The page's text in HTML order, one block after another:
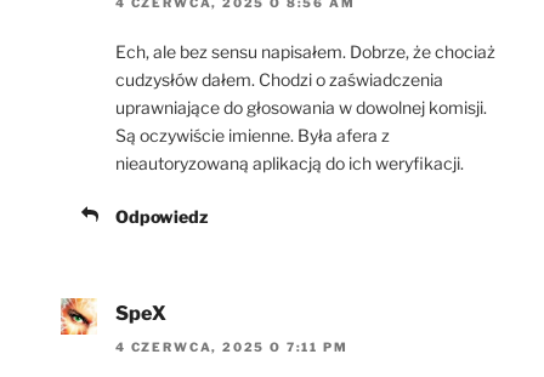
Ech, ale bez sensu napisałem. Dobrze, że chociaż
cudzysłów dałem. Chodzi o zaświadczenia
uprawniające do głosowania w dowolnej komisji.
Są oczywiście imienne. Była afera z
nieautoryzowaną aplikacją do ich weryfikacji.
Odpowiedz
SpeX
4 CZERWCA, 2025 O 7:11 PM